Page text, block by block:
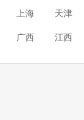
上海 天津
广西 江西